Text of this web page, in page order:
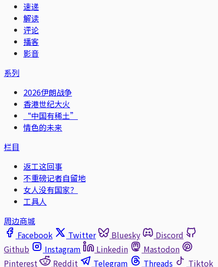
速递
解读
评论
播客
影音
系列
2026伊朗战争
香港世纪大火
“中国有稀土”
情色的未来
栏目
返工这回事
不重磅记者自留地
女人没有国家？
工具人
周边商城
Facebook
Twitter Bluesky
Discord
Github
Instagram Linkedin
Mastodon
Pinterest
Reddit Telegram Threads
Tiktok